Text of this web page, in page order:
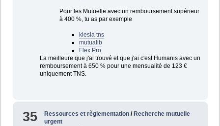
Pour les Mutuelle avec un remboursement supérieur
à 400 %, tu as par exemple
klesia tns
mutualib
Flex Pro
La meilleure que j'ai trouvé et que j'ai c'est Humanis avec un
remboursement à 650 % pour une mensualité de 123 €
uniquement TNS.
35 Ressources et règlementation / Recherche mutuelle
urgent